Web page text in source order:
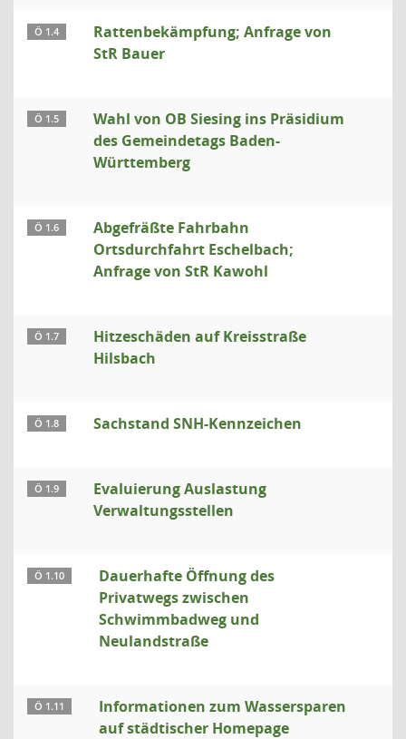
Ö 1.4
Rattenbekämpfung; Anfrage von
StR Bauer
Ö 1.5
Wahl von OB Siesing ins Präsidium
des Gemeindetags Baden-
Württemberg
Ö 1.6
Abgefräßte Fahrbahn
Ortsdurchfahrt Eschelbach;
Anfrage von StR Kawohl
Ö 1.7
Hitzeschäden auf Kreisstraße
Hilsbach
Ö 1.8 Sachstand SNH-Kennzeichen
Ö 1.9
Evaluierung Auslastung
Verwaltungsstellen
Ö 1.10
Dauerhafte Öffnung des
Privatwegs zwischen
Schwimmbadweg und
Neulandstraße
Ö 1.11
Informationen zum Wassersparen
auf städtischer Homepage